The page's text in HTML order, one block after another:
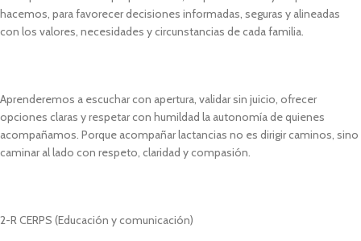
hacemos, para favorecer decisiones informadas, seguras y alineadas
con los valores, necesidades y circunstancias de cada familia.
Aprenderemos a escuchar con apertura, validar sin juicio, ofrecer
opciones claras y respetar con humildad la autonomía de quienes
acompañamos. Porque acompañar lactancias no es dirigir caminos, sino
caminar al lado con respeto, claridad y compasión.
2-R CERPS (Educación y comunicación)